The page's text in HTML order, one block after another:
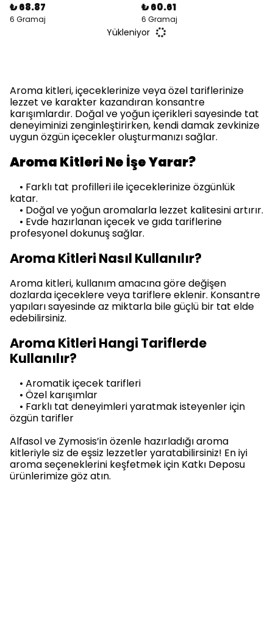
₺ 68.87
6 Gramaj
₺ 60.61
6 Gramaj
Yükleniyor
Aroma kitleri, içeceklerinize veya özel tariflerinize
lezzet ve karakter kazandıran konsantre
karışımlardır. Doğal ve yoğun içerikleri sayesinde tat
deneyiminizi zenginleştirirken, kendi damak zevkinize
uygun özgün içecekler oluşturmanızı sağlar.
Aroma Kitleri Ne İşe Yarar?
• Farklı tat profilleri ile içeceklerinize özgünlük
katar.
• Doğal ve yoğun aromalarla lezzet kalitesini artırır.
• Evde hazırlanan içecek ve gıda tariflerine
profesyonel dokunuş sağlar.
Aroma Kitleri Nasıl Kullanılır?
Aroma kitleri, kullanım amacına göre değişen
dozlarda içeceklere veya tariflere eklenir. Konsantre
yapıları sayesinde az miktarla bile güçlü bir tat elde
edebilirsiniz.
Aroma Kitleri Hangi Tariflerde
Kullanılır?
• Aromatik içecek tarifleri
• Özel karışımlar
• Farklı tat deneyimleri yaratmak isteyenler için
özgün tarifler
Alfasol ve Zymosis’in özenle hazırladığı aroma
kitleriyle siz de eşsiz lezzetler yaratabilirsiniz! En iyi
aroma seçeneklerini keşfetmek için Katkı Deposu
ürünlerimize göz atın.